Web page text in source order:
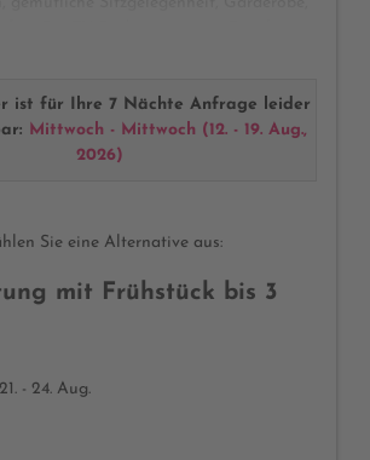
Wellnesstasche mit
Bergpanorama
bei Möblierung und Raumaufteilung
ist für Ihre 7 Nächte Anfrage leider
Mittwoch - Mittwoch ( 12. - 19. Aug.,
2026)
Sie eine Alternative aus:
mit Frühstück bis 3
- 24. Aug.